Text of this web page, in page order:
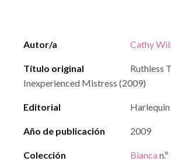
Autor/a Cathy
Título original
Ruthless
Inexperienced Mistress (2009)
Editorial
Año de publicación 2009
Colección Bianca